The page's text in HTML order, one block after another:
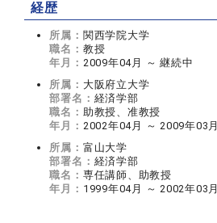
経歴
所属： 関西学院大学
職名： 教授
年月： 2009年04月 ～ 継続中
所属： 大阪府立大学
部署名： 経済学部
職名： 助教授、准教授
年月： 2002年04月 ～ 2009年03月
所属： 富山大学
部署名： 経済学部
職名： 専任講師、助教授
年月： 1999年04月 ～ 2002年03月